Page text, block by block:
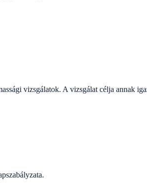
vizsgálatok. A vizsgálat célja annak